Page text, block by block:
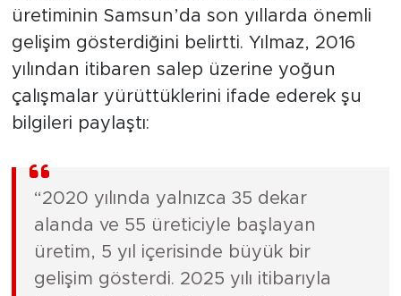
üretiminin Samsun’da son yıllarda önemli
gelişim gösterdiğini belirtti. Yılmaz, 2016
yılından itibaren salep üzerine yoğun
çalışmalar yürüttüklerini ifade ederek şu
bilgileri paylaştı:
“2020 yılında yalnızca 35 dekar
alanda ve 55 üreticiyle başlayan
üretim, 5 yıl içerisinde büyük bir
gelişim gösterdi. 2025 yılı itibarıyla